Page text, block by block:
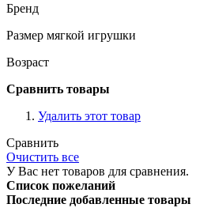
Бренд
Размер мягкой игрушки
Возраст
Сравнить товары
Удалить этот товар
Сравнить
Очистить все
У Вас нет товаров для сравнения.
Список пожеланий
Последние добавленные товары